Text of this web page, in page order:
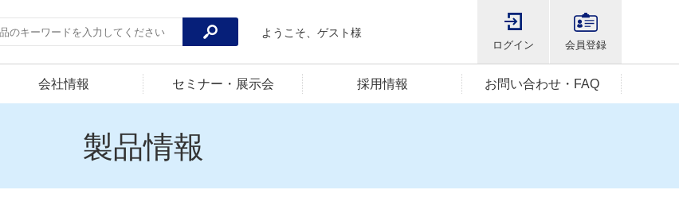
ようこそ、ゲスト様
ログイン 会員登録
会社情報 セミナー・展示会 採用情報 お問い合わせ・FAQ
製品情報